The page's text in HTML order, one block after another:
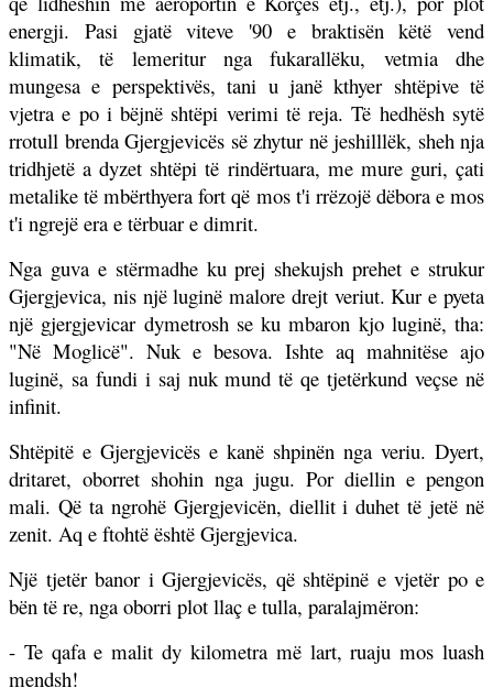
energji. Pasi gjatë viteve '90 e braktisën këtë vend
klimatik, të lemeritur nga fukarallëku, vetmia dhe
mungesa e perspektivës, tani u janë kthyer shtëpive të
vjetra e po i bëjnë shtëpi verimi të reja. Të hedhësh sytë
rrotull brenda Gjergjevicës së zhytur në jeshilllëk, sheh nja
tridhjetë a dyzet shtëpi të rindërtuara, me mure guri, çati
metalike të mbërthyera fort që mos t'i rrëzojë dëbora e mos
t'i ngrejë era e tërbuar e dimrit.
Nga guva e stërmadhe ku prej shekujsh prehet e strukur
Gjergjevica, nis një luginë malore drejt veriut. Kur e pyeta
një gjergjevicar dymetrosh se ku mbaron kjo luginë, tha:
"Në Moglicë". Nuk e besova. Ishte aq mahnitëse ajo
luginë, sa fundi i saj nuk mund të qe tjetërkund veçse në
infinit.
Shtëpitë e Gjergjevicës e kanë shpinën nga veriu. Dyert,
dritaret, oborret shohin nga jugu. Por diellin e pengon
mali. Që ta ngrohë Gjergjevicën, diellit i duhet të jetë në
zenit. Aq e ftohtë është Gjergjevica.
Një tjetër banor i Gjergjevicës, që shtëpinë e vjetër po e
bën të re, nga oborri plot llaç e tulla, paralajmëron:
- Te qafa e malit dy kilometra më lart, ruaju mos luash
mendsh!